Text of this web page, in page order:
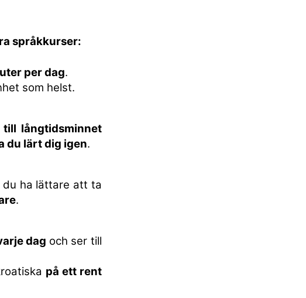
språkkurser:
per dag.
som helst.
långtidsminnet
du lärt dig igen.
du ha lättare att ta
.
dag och ser till
på ett rent